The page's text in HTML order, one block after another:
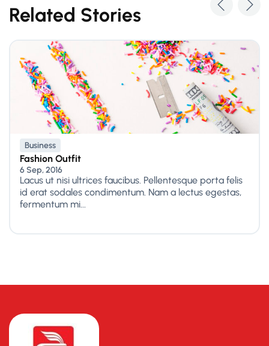
Related Stories
Business
Fashion Outfit
6 Sep, 2016
Lacus ut nisi ultrices faucibus. Pellentesque porta felis
id erat sodales condimentum. Nam a lectus egestas,
fermentum mi...